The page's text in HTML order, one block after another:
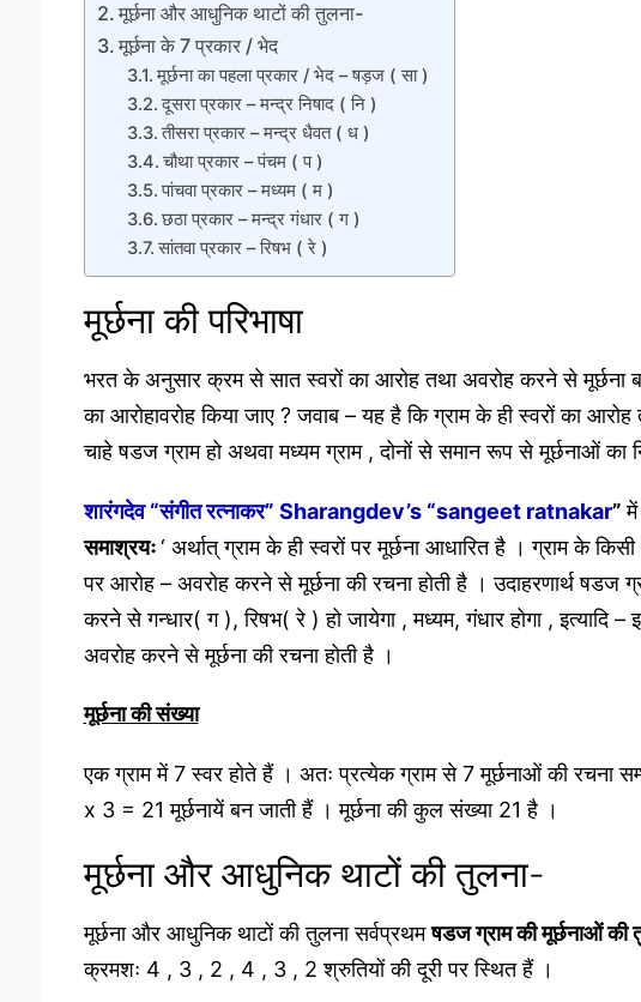
मूर्छना और आधुनिक थाटों की तुलना-
मूर्छना के 7 प्रकार / भेद
मूर्छना का पहला प्रकार / भेद – षड़ज ( सा )
दूसरा प्रकार – मन्द्र निषाद ( नि )
तीसरा प्रकार – मन्द्र धैवत ( ध )
चौथा प्रकार – पंचम ( प )
पांचवा प्रकार – मध्यम ( म )
छठा प्रकार – मन्द्र गंधार ( ग )
सांतवा प्रकार – रिषभ ( रे )
मूर्छना की परिभाषा
भरत के अनुसार क्रम से सात स्वरों का आरोह तथा अवरोह करने से मूर्छना
का आरोहावरोह किया जाए ? जवाब – यह है कि ग्राम के ही स्वरों का
चाहे षडज ग्राम हो अथवा मध्यम ग्राम , दोनों से समान रूप से मूर्छनाओं का
शारंगदेव “संगीत रत्नाकर” Sharangdev’s “sangeet ratnakar”में
समाश्रयः‘ अर्थात् ग्राम के ही स्वरों पर मूर्छना आधारित है । ग्राम के
पर आरोह – अवरोह करने से मूर्छना की रचना होती है । उदाहरणार्थ षडज
करने से गन्धार( ग ), रिषभ( रे ) हो जायेगा , मध्यम, गंधार होगा , इत्यादि
अवरोह करने से मूर्छना की रचना होती है ।
मूर्छना की संख्या
एक ग्राम में 7 स्वर होते हैं । अतः प्रत्येक ग्राम से 7 मूर्छनाओं की रचना
x 3 = 21 मूर्छनायें बन जाती हैं । मूर्छना की कुल संख्या 21 है ।
मूर्छना और आधुनिक थाटों की तुलना-
मूर्छना और आधुनिक थाटों की तुलना सर्वप्रथमषडज ग्राम की मूर्छनाओं की
क्रमशः 4 , 3 , 2 , 4 , 3 , 2 श्रुतियों की दूरी पर स्थित हैं ।